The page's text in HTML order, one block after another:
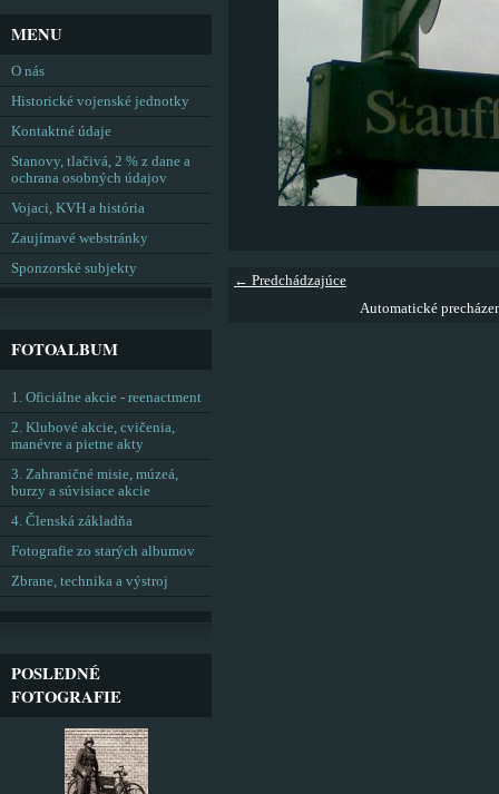
← Predchádzajúce
Automatické
MENU
O nás
Historické vojenské jednotky
Kontaktné údaje
Stanovy, tlačivá, 2 % z dane a
ochrana osobných údajov
Vojaci, KVH a história
Zaujímavé webstránky
Sponzorské subjekty
FOTOALBUM
1. Oficiálne akcie - reenactment
2. Klubové akcie, cvičenia,
manévre a pietne akty
3. Zahraničné misie, múzeá,
burzy a súvisiace akcie
4. Členská základňa
Fotografie zo starých albumov
Zbrane, technika a výstroj
POSLEDNÉ
FOTOGRAFIE